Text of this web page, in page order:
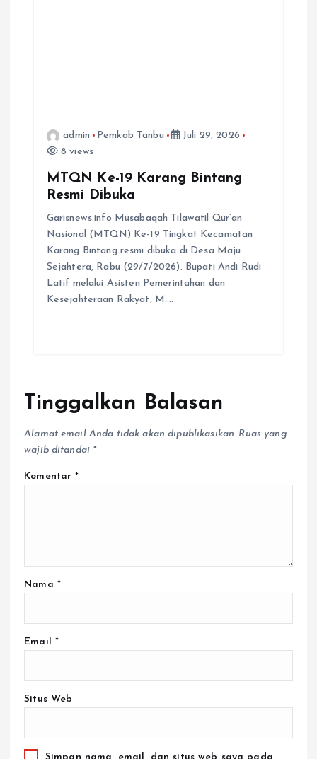
MTQN Ke-19 Karang Bintang
Resmi Dibuka
Garisnews.info Musabaqah Tilawatil Qur’an
Nasional (MTQN) Ke-19 Tingkat Kecamatan
Karang Bintang resmi dibuka di Desa Maju
Sejahtera, Rabu (29/7/2026). Bupati Andi Rudi
Kesejahteraan Rakyat, M.…
Tinggalkan Balasan
Alamat email Anda tidak akan dipublikasikan.
Ruas yang
wajib ditandai
Komentar*
Nama*
Email*
Situs Web